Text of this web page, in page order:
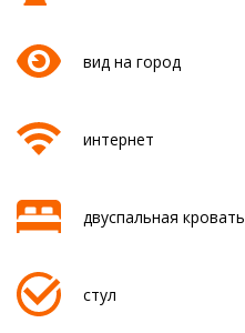
вид на город
интернет
двуспальная кровать
стул